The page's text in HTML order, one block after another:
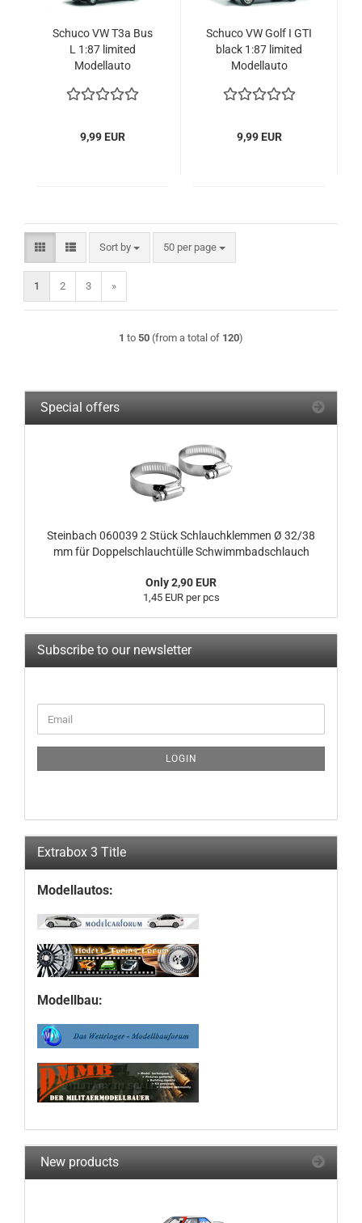
Schuco VW T3a Bus
L 1:87 limited
Modellauto
9,99 EUR
Schuco VW Golf I GTI
black 1:87 limited
Modellauto
9,99 EUR
Sort by
Sort by 50 per page
per page
1 2 3 »
1 to 50 (from a total of 120)
Special offers
Steinbach 060039 2 Stück Schlauchklemmen Ø 32/38
mm für Doppelschlauchtülle Schwimmbadschlauch
Only 2,90 EUR
1,45 EUR per pcs
Subscribe to our newsletter
TO
PAGE
Email
LOGIN
Extrabox 3 Title
Modellautos:
Modellbau:
New products